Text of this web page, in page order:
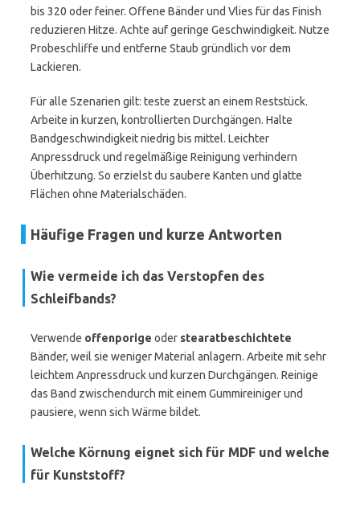
bis 320 oder feiner. Offene Bänder und Vlies für das Finish
reduzieren Hitze. Achte auf geringe Geschwindigkeit. Nutze
Probeschliffe und entferne Staub gründlich vor dem
Lackieren.
Für alle Szenarien gilt: teste zuerst an einem Reststück.
Arbeite in kurzen, kontrollierten Durchgängen. Halte
Bandgeschwindigkeit niedrig bis mittel. Leichter
Anpressdruck und regelmäßige Reinigung verhindern
Überhitzung. So erzielst du saubere Kanten und glatte
Flächen ohne Materialschäden.
Häufige Fragen und kurze Antworten
Wie vermeide ich das Verstopfen des
Schleifbands?
Verwende offenporige oder stearatbeschichtete
Bänder, weil sie weniger Material anlagern. Arbeite mit sehr
leichtem Anpressdruck und kurzen Durchgängen. Reinige
das Band zwischendurch mit einem Gummireiniger und
pausiere, wenn sich Wärme bildet.
Welche Körnung eignet sich für MDF und welche
für Kunststoff?